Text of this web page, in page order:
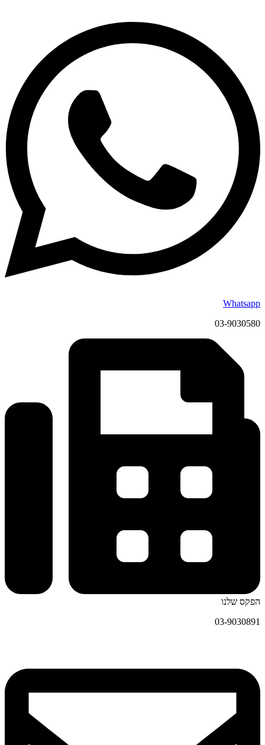
Whatsapp
03-9030580
הפקס שלנו
03-9030891